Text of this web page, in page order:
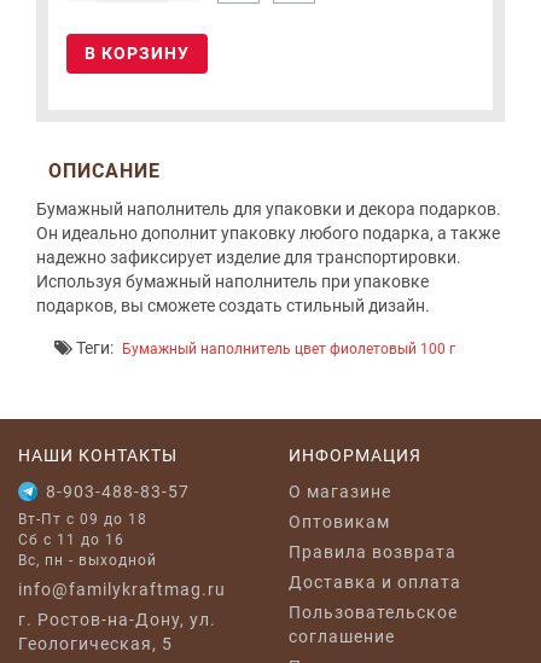
В КОРЗИНУ
ОПИСАНИЕ
Бумажный наполнитель для упаковки и декора подарков.
Он идеально дополнит упаковку любого подарка, а также
надежно зафиксирует изделие для транспортировки.
Используя бумажный наполнитель при упаковке
подарков, вы сможете создать стильный дизайн.
Теги: Бумажный наполнитель цвет фиолетовый 100 г
НАШИ КОНТАКТЫ
8-903-488-83-57
Вт-Пт с 09 до 18
Сб с 11 до 16
Вс, пн - выходной
info@familykraftmag.ru
г. Ростов-на-Дону, ул.
Геологическая, 5
ИНФОРМАЦИЯ
O магазине
Оптовикам
Правила возврата
Доставка и оплата
Пользовательское
соглашение